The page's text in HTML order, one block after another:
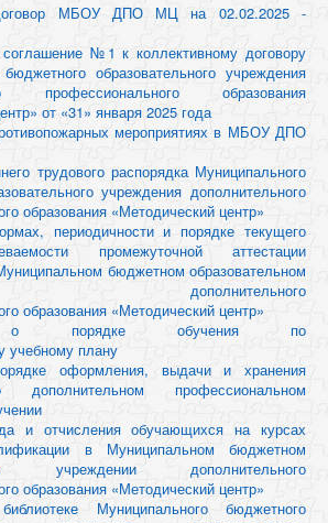
договор МБОУ ДПО МЦ на 02.02.2025 -
соглашение №1 к коллективному договору
образовательного учреждения
профессионального образования
от «31» января 2025 года
мероприятиях в МБОУ ДПО
трудового распорядка Муниципального
учреждения дополнительного
образования «Методический центр»
периодичности и порядке текущего
промежуточной аттестации
бюджетном образовательном
дополнительного
образования «Методический центр»
о порядке обучения по
учебному плану
оформления, выдачи ихранения
профессиональном
и отчисления обучающихся на курсах
в Муниципальном бюджетном
учреждении дополнительного
образования «Методический центр»
Муниципального бюджетного